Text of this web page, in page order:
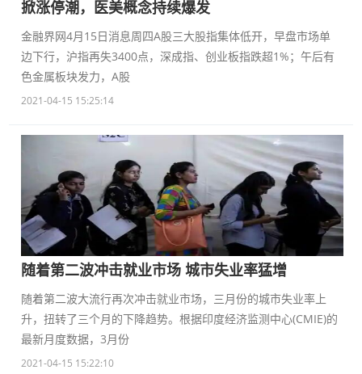
掀涨停潮，医美概念持续爆发
金融界网4月15日消息周四A股三大股指集体低开，早盘市场单
边下行，沪指再失3400点，深成指、创业板指跌超1%；午后有
色金属板块发力，A股
2021-04-15 15:25:14
随着第二波冲击就业市场 城市失业率猛增
随着第二波大流行再次冲击就业市场，三月份的城市失业率上
升，扭转了三个月的下降趋势。根据印度经济监测中心(CMIE)的
最新月度数据，3月份
2021-04-15 15:22:10